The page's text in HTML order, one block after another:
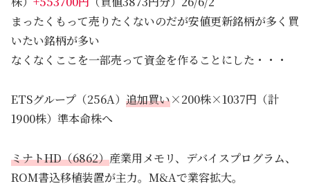
まったくもって売りたくないのだが安値更新銘柄が多く買
いたい銘柄が多い
なくなくここを一部売って資金を作ることにした・・・
ETSグループ（256A） 追加買い×200株×1037円（計
1900株）準本命株へ
ミナトHD（6862）産業用メモリ、デバイスプログラム、
ROM書込移植装置が主力。M&Aで業容拡大。